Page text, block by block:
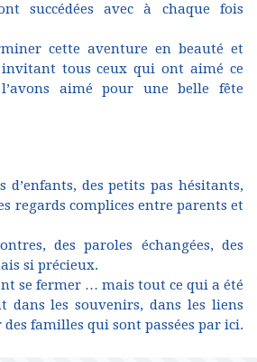
succédées avec à chaque fois
cette aventure en beauté et
tous ceux qui ont aimé ce
aimé pour une belle fête
des petits pas hésitants,
regards complices entre parents et
des paroles échangées, des
si précieux.
se fermer … mais tout ce qui a été
dans les souvenirs, dans les liens
familles qui sont passées par ici.